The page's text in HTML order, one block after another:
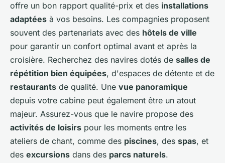
offre un bon rapport qualité-prix et des installations
adaptées à vos besoins. Les compagnies proposent
souvent des partenariats avec des hôtels de ville
pour garantir un confort optimal avant et après la
croisière. Recherchez des navires dotés de salles de
répétition bien équipées, d'espaces de détente et de
restaurants de qualité. Une vue panoramique
depuis votre cabine peut également être un atout
majeur. Assurez-vous que le navire propose des
activités de loisirs pour les moments entre les
ateliers de chant, comme des piscines, des spas, et
des excursions dans des parcs naturels.